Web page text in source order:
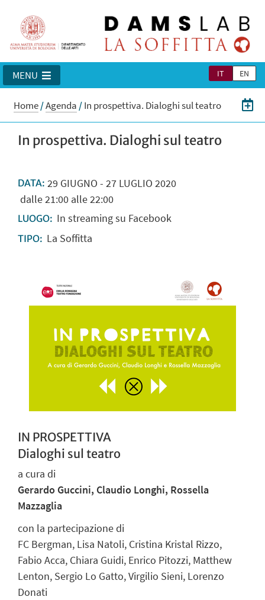
IT EN
MENU
Home/Agenda /In prospettiva. Dialoghi sul teatro
In prospettiva. Dialoghi sul teatro
DATA: 29 GIUGNO - 27 LUGLIO2020
dalle 21:00 alle 22:00
LUOGO: In streaming su Facebook
TIPO: La Soffitta
IN PROSPETTIVA
Dialoghi sul teatro
a cura di
Gerardo Guccini, Claudio Longhi, Rossella
Mazzaglia
con la partecipazione di
FC Bergman, Lisa Natoli, Cristina Kristal Rizzo,
Fabio Acca, Chiara Guidi, Enrico Pitozzi, Matthew
Lenton, Sergio Lo Gatto, Virgilio Sieni, Lorenzo
Donati